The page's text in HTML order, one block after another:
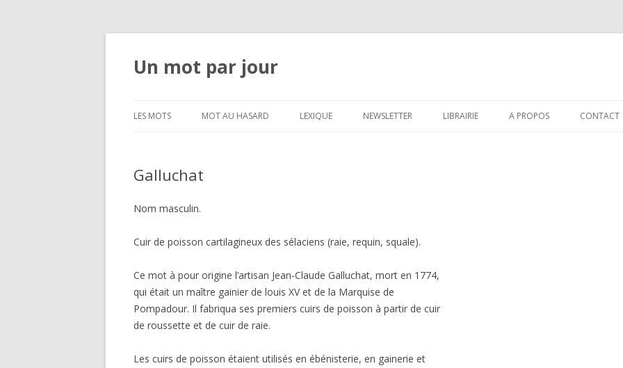
Un mot par jour
LES MOTS MOT AU HASARD LEXIQUE NEWSLETTER LIBRAIRIE A PROPOS CONTACT
Galluchat
Nom masculin.
Cuir de poisson cartilagineux des sélaciens (raie, requin, squale).
Ce mot à pour origine l’artisan Jean-Claude Galluchat, mort en 1774,
qui était un maître gainier de louis XV et de la Marquise de
Pompadour. Il fabriqua ses premiers cuirs de poisson à partir de cuir
de roussette et de cuir de raie.
Les cuirs de poisson étaient utilisés en ébénisterie, en gainerie et